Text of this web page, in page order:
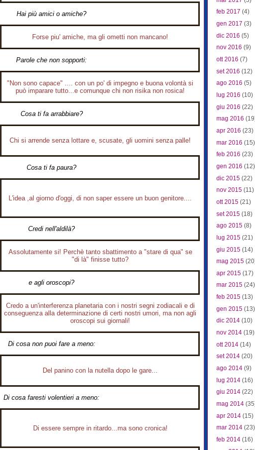
Hai più amici o amiche?
Forse piu' amiche, ma gli ometti non mancano!
Parole che non sopporti:
"Non sono capace" .... con un po' di impegno e buona volontà si
può imparare tutto...e comunque chi non risika non rosica!
Cosa ti fa arrabbiare?
Chi si arrende senza lottare e, scusate, gli uomini senza palle!
Cosa ti fa paura?
L'idea ,al giorno d'oggi, di non saper essere un buon genitore....
Credi nell'aldilà?
Assolutamente si! Perchè tanto sbattimento a "stare di qua" se
"di là" finisse tutto?
e agli oroscopi?
Credo a un'interferenza planetaria con i nostri segni zodiacali e di
conseguenza alla determinazione di certi nostri umori, ma non agli
oroscopi sui giornali!
Di cosa non puoi fare a meno:
Del panino con la nutella dopo le gare...
Di cosa faresti volentieri a meno:
Di essere sempre in ritardo...ma sono cronica!
feb 2017 (4)
gen 2017 (3)
dic 2016 (5)
nov 2016 (9)
ott 2016 (7)
set 2016 (12)
ago 2016 (5)
lug 2016 (10)
giu 2016 (22)
mag 2016
apr 2016 (23)
mar 2016 (15)
feb 2016 (23)
gen 2016 (12)
dic 2015 (22)
nov 2015 (11)
ott 2015 (21)
set 2015 (18)
ago 2015 (8)
lug 2015 (21)
giu 2015 (14)
mag 2015
apr 2015 (17)
mar 2015 (24)
feb 2015 (13)
gen 2015 (13)
dic 2014 (10)
nov 2014 (19)
ott 2014 (14)
set 2014 (20)
ago 2014 (9)
lug 2014 (16)
giu 2014 (22)
mag 2014
apr 2014 (15)
mar 2014 (23)
feb 2014 (16)